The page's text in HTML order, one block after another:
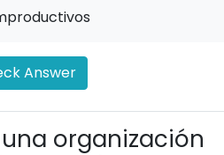
Answer
organización